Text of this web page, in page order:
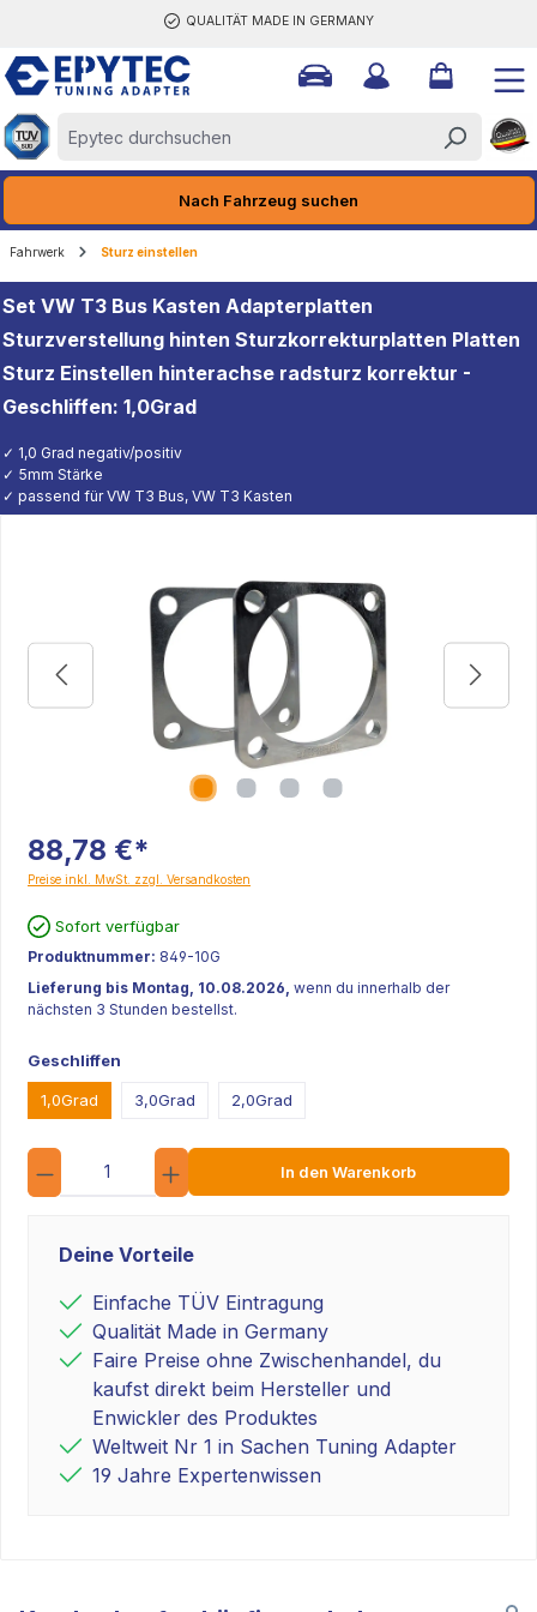
QUALITÄT MADE IN GERMANY
Nach Fahrzeug suchen
Fahrwerk Sturz einstellen
Set VW T3 Bus Kasten Adapterplatten
Sturzverstellung hinten Sturzkorrekturplatten Platten
Sturz Einstellen hinterachse radsturz korrektur -
Geschliffen: 1,0Grad
✓ 1,0 Grad negativ/positiv
✓ 5mm Stärke
✓ passend für VW T3 Bus, VW T3 Kasten
88,78 €*
Preise inkl. MwSt. zzgl. Versandkosten
Sofort verfügbar
Produktnummer: 849-10G
Lieferung bis Montag, 10.08.2026, wenn du innerhalb der
nächsten 3 Stunden bestellst.
Geschliffen
1,0Grad 3,0Grad 2,0Grad
Anzahl
In den Warenkorb
Deine Vorteile
Einfache TÜV Eintragung
Qualität Made in Germany
Faire Preise ohne Zwischenhandel, du
kaufst direkt beim Hersteller und
Enwickler des Produktes
Weltweit Nr 1 in Sachen Tuning Adapter
19 Jahre Expertenwissen